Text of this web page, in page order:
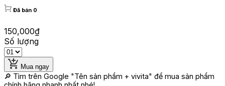
Đã bán 0
150,000₫
Số lượng
Mua ngay
🔎 Tìm trên Google "Tên sản phẩm + vivita" để mua sản phẩm